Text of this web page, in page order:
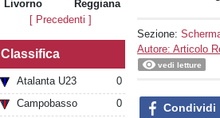
Livorno
Reggiana
[ Precedenti ]
Classifica
Atalanta U23
0
Campobasso
0
Sezione:
Autore: Articolo
vedi letture
Condividi